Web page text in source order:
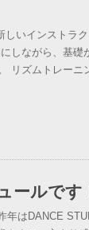
しいインストラ
しながら、基礎
リズムトレーニ
ールです
年はDANCE